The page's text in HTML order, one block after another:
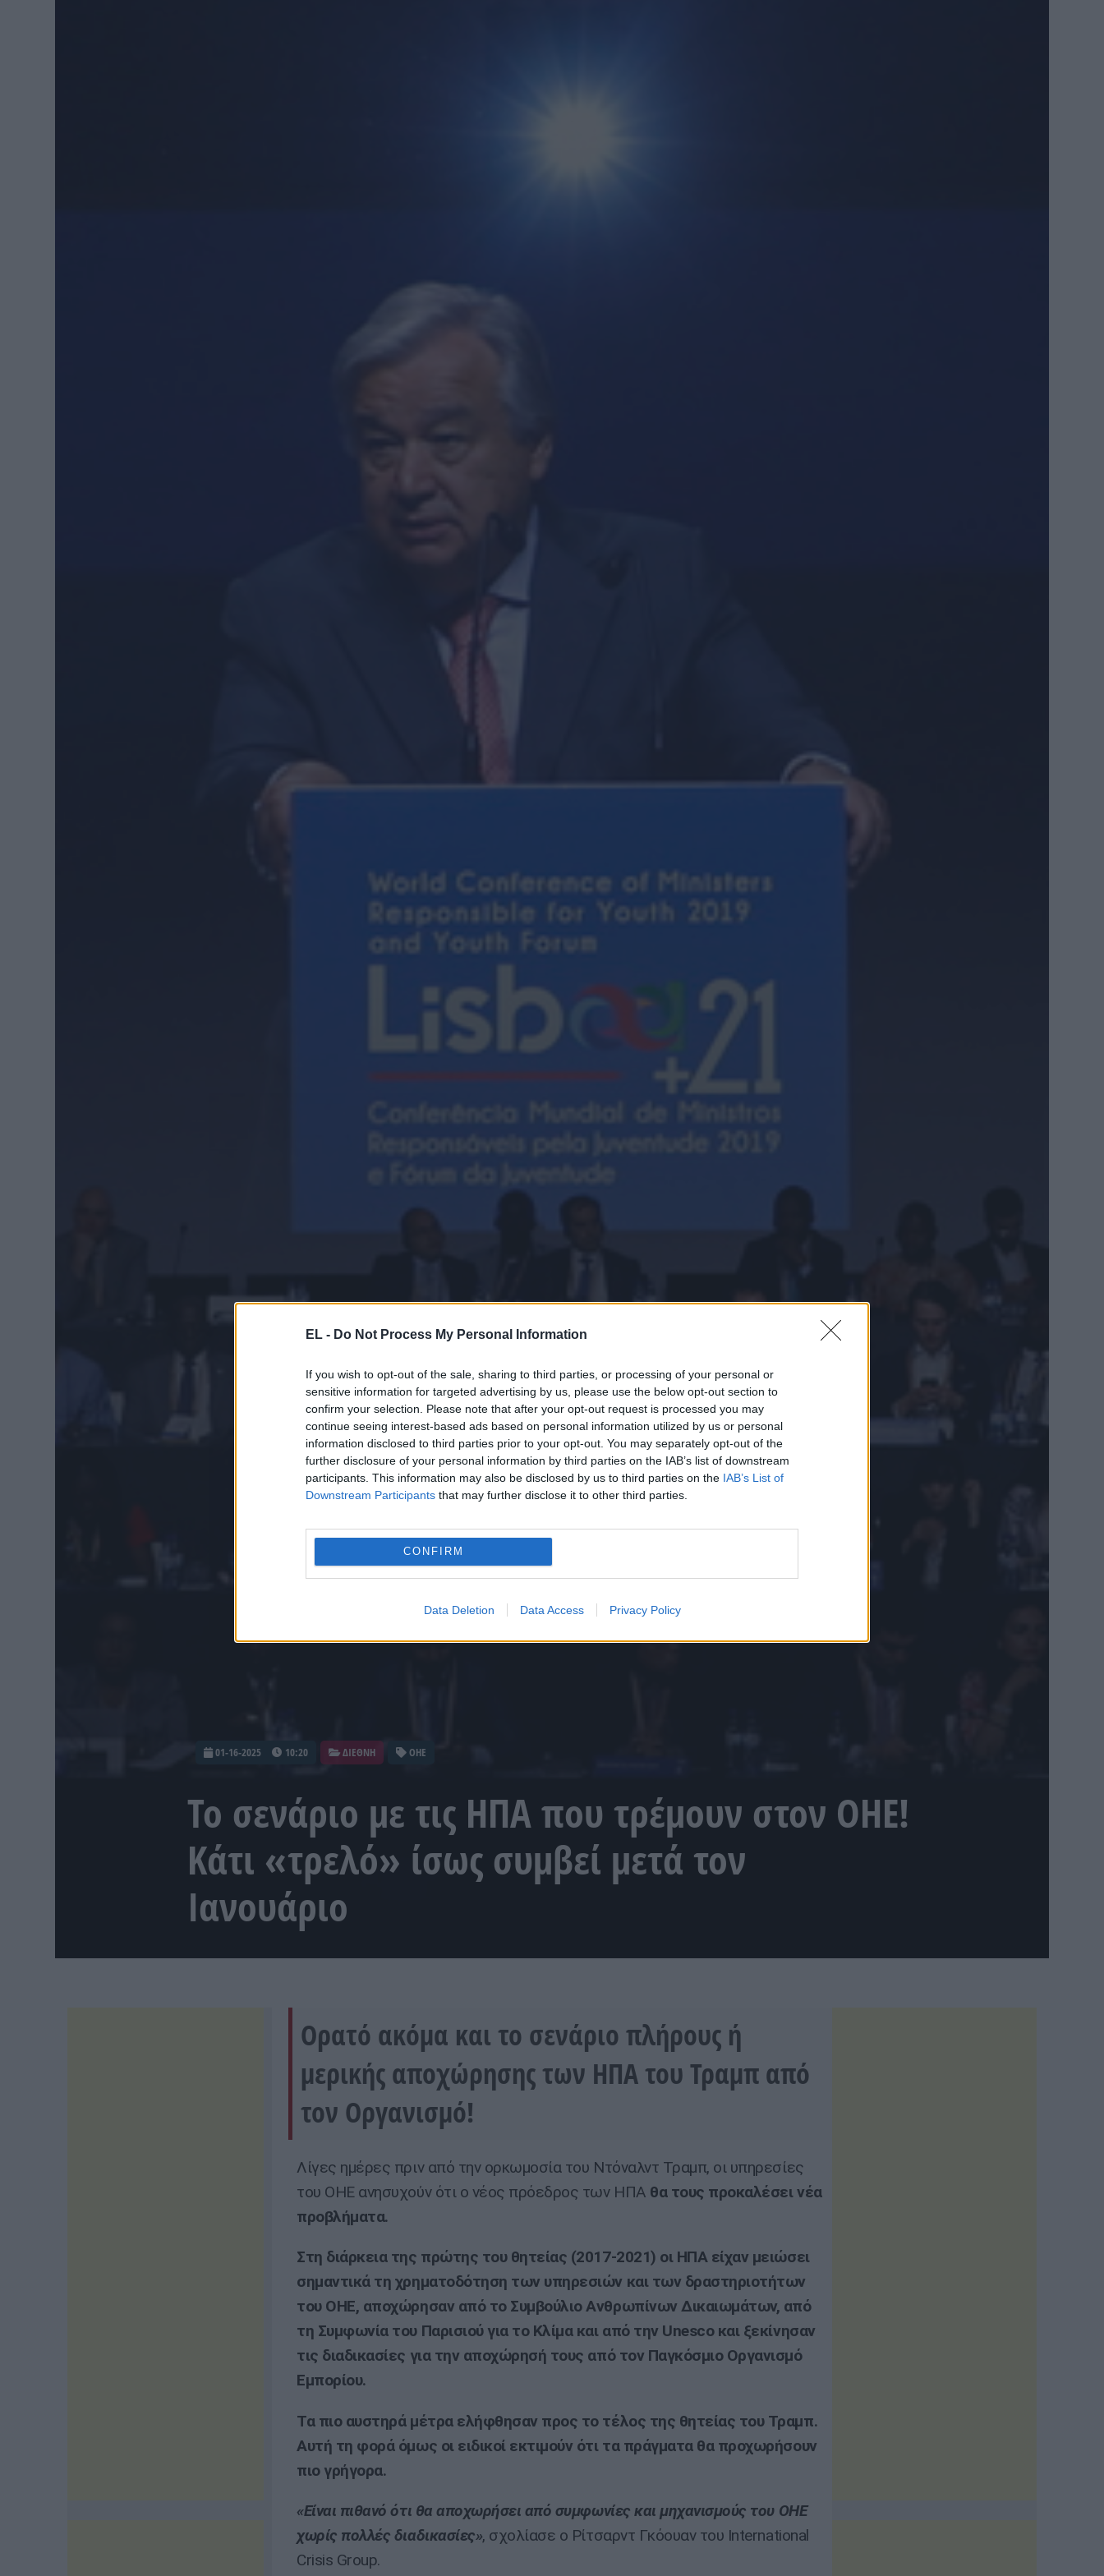
EL - Do Not Process My Personal Information
If you wish to opt-out of the sale, sharing to third parties, or processing of your personal or
sensitive information for targeted advertising by us, please use the below opt-out section to
confirm your selection. Please note that after your opt-out request is processed you may
continue seeing interest-based ads based on personal information utilized by us or personal
information disclosed to third parties prior to your opt-out. You may separately opt-out of the
further disclosure of your personal information by third parties on the IAB’s list of downstream
participants. This information may also be disclosed by us to third parties on the IAB’s List of
Downstream Participants that may further disclose it to other third parties.
CONFIRM
Data Deletion Data Access Privacy Policy
01-16-2025 10:20 ΔΙΕΘΝΗ ΟΗΕ
Το σενάριο με τις ΗΠΑ που τρέμουν στον ΟΗΕ!
Κάτι «τρελό» ίσως συμβεί μετά τον
Ιανουάριο
Ορατό ακόμα και το σενάριο πλήρους ή
μερικής αποχώρησης των ΗΠΑ του Τραμπ από
τον Οργανισμό!
Λίγες ημέρες πριν από την ορκωμοσία του Ντόναλντ Τραμπ, οι υπηρεσίες
του ΟΗΕ ανησυχούν ότι ο νέος πρόεδρος των ΗΠΑ θα τους προκαλέσει νέα
προβλήματα.
Στη διάρκεια της πρώτης του θητείας (2017-2021) οι ΗΠΑ είχαν μειώσει
σημαντικά τη χρηματοδότηση των υπηρεσιών και των δραστηριοτήτων
του ΟΗΕ, αποχώρησαν από το Συμβούλιο Ανθρωπίνων Δικαιωμάτων, από
τη Συμφωνία του Παρισιού για το Κλίμα και από την Unesco και ξεκίνησαν
τις διαδικασίες για την αποχώρησή τους από τον Παγκόσμιο Οργανισμό
Εμπορίου.
Τα πιο αυστηρά μέτρα ελήφθησαν προς το τέλος της θητείας του Τραμπ.
Αυτή τη φορά όμως οι ειδικοί εκτιμούν ότι τα πράγματα θα προχωρήσουν
πιο γρήγορα.
«Είναι πιθανό ότι θα αποχωρήσει από συμφωνίες και μηχανισμούς του ΟΗΕ
χωρίς πολλές διαδικασίες», σχολίασε ο Ρίτσαρντ Γκόουαν του International
Crisis Group.